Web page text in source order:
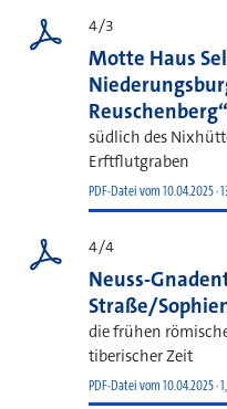
4/3
Motte Haus
Reuschenberg“
südlich des
Erftflutgraben
PDF-Datei vom 10.04.2025 ·
4/4
Neuss-
Straße/
die frühen
tiberischer Zeit
PDF-Datei vom 10.04.2025 ·